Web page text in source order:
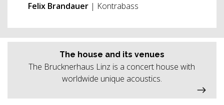
Felix Brandauer | Kontrabass
The house and its venues
The Brucknerhaus Linz is a concert house with
worldwide unique acoustics.